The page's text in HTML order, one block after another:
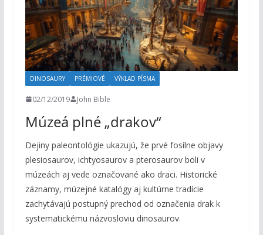
DINOSAURY PRÉMIOVÉ VÝKLAD PÍSMA
02/12/2019 John Bible
Múzeá plné „drakov“
Dejiny paleontológie ukazujú, že prvé fosílne objavy
plesiosaurov, ichtyosaurov a pterosaurov boli v
múzeách aj vede označované ako draci. Historické
záznamy, múzejné katalógy aj kultúrne tradície
zachytávajú postupný prechod od označenia drak k
systematickému názvosloviu dinosaurov.